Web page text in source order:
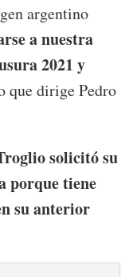
argentino
a nuestra
2021 y
que dirige Pedro
solicitó su
porque tiene
su anterior